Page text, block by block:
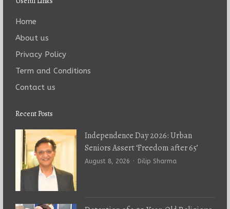
Home
About us
Privacy Policy
Term and Conditions
Contact us
Recent Posts
Independence Day 2026: Urban
Seniors Assert ‘Freedom after 65’
August 8, 2026 Author
Dilip Sharma